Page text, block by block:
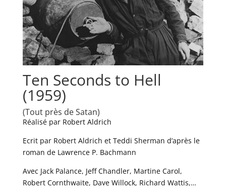
Ten Seconds to Hell
(1959)
(Tout près de Satan)
Réalisé par Robert Aldrich
Ecrit par Robert Aldrich et Teddi Sherman d’après le
roman de Lawrence P. Bachmann
Avec Jack Palance, Jeff Chandler, Martine Carol,
Robert Cornthwaite, Dave Willock, Richard Wattis,…